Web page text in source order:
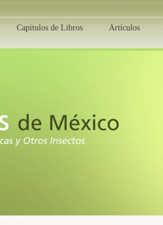
Capitulos de Libros Artículos